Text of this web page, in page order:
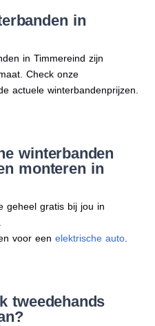
in
in Timmereind zijn
Check onze
actuele winterbandenprijzen.
winterbanden
monteren in
geheel gratis bij jou in
voor een elektrische auto.
tweedehands